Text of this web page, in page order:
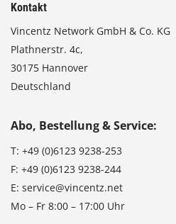
Kontakt
Vincentz Network GmbH & Co. KG
Plathnerstr. 4c,
30175 Hannover
Deutschland
Abo, Bestellung & Service:
T: +49 (0)6123 9238-253
F: +49 (0)6123 9238-244
E: service@vincentz.net
Mo – Fr 8:00 – 17:00 Uhr